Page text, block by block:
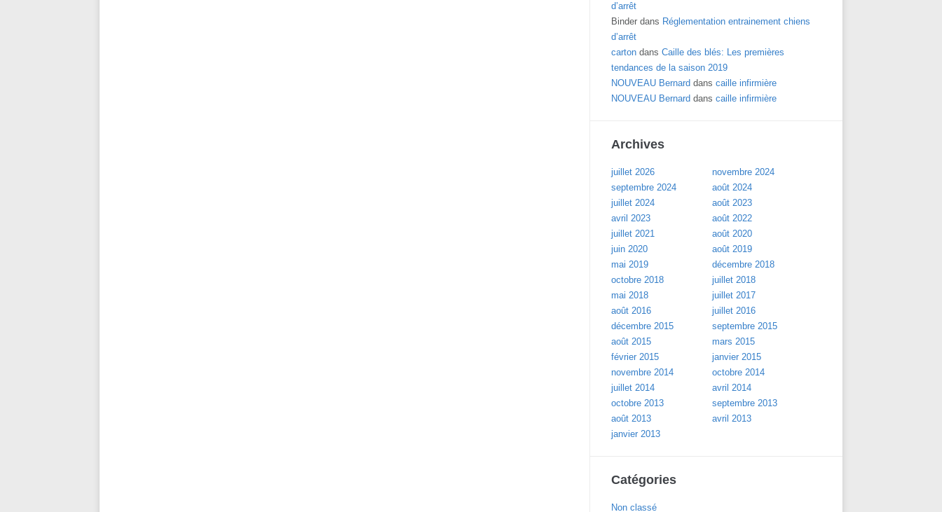
d’arrêt
Binder dans Réglementation entrainement chiens
d’arrêt
carton dans Caille des blés: Les premières
tendances de la saison 2019
NOUVEAU Bernard dans caille infirmière
NOUVEAU Bernard dans caille infirmière
Archives
juillet 2026
novembre 2024
septembre 2024
août 2024
juillet 2024
août 2023
avril 2023
août 2022
juillet 2021
août 2020
juin 2020
août 2019
mai 2019
décembre 2018
octobre 2018
juillet 2018
mai 2018
juillet 2017
août 2016
juillet 2016
décembre 2015
septembre 2015
août 2015
mars 2015
février 2015
janvier 2015
novembre 2014
octobre 2014
juillet 2014
avril 2014
octobre 2013
septembre 2013
août 2013
avril 2013
janvier 2013
Catégories
Non classé